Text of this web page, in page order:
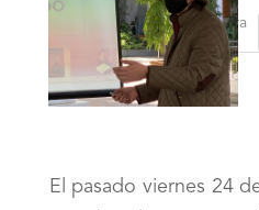
Comunicación Guadalajara
El pasado viernes 24